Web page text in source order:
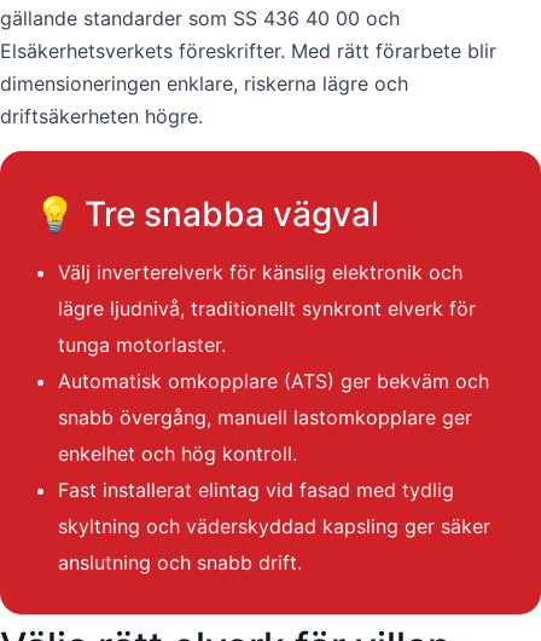
gällande standarder som SS 436 40 00 och
Elsäkerhetsverkets föreskrifter. Med rätt förarbete blir
dimensioneringen enklare, riskerna lägre och
driftsäkerheten högre.
💡 Tre snabba vägval
Välj inverterelverk för känslig elektronik och
lägre ljudnivå, traditionellt synkront elverk för
tunga motorlaster.
Automatisk omkopplare (ATS) ger bekväm och
snabb övergång, manuell lastomkopplare ger
enkelhet och hög kontroll.
Fast installerat elintag vid fasad med tydlig
skyltning och väderskyddad kapsling ger säker
anslutning och snabb drift.